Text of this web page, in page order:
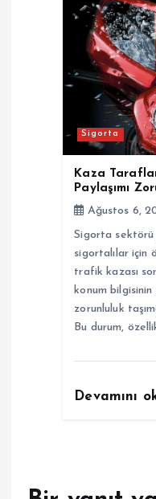
Sigorta
Kaza
Paylaşımı
Ağustos 6,
Sigorta
sigortalılar için
trafik kazası
konum bilgisinin
zorunluluk
Bu durum,
Devamını